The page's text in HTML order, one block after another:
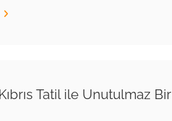
Tatil ile Unutulmaz Bir